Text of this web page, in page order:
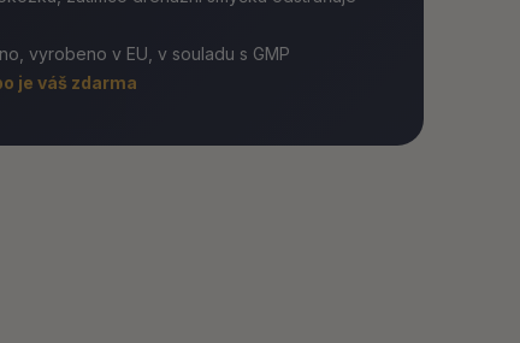
vyrobeno v EU, v souladu s GMP
je váš zdarma